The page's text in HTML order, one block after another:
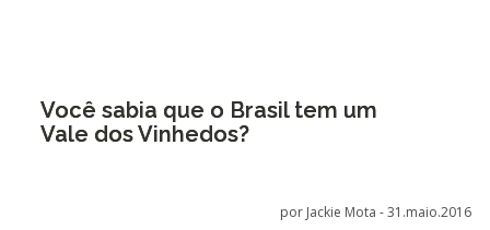
Você sabia que o Brasil tem um
Vale dos Vinhedos?
por Jackie Mota -31.maio.2016